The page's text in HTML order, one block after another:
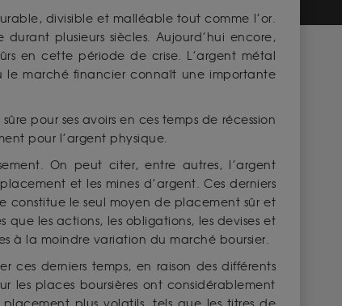
divisible et malléable tout comme l’or.
plusieurs siècles. Aujourd’hui encore,
en cette période de crise. L’argent métal
le marché financier connaît une importante
pour ses avoirs en ces temps de récession
pour l’argent physique.
On peut citer, entre autres, l’argent
et les mines d’argent. Ces derniers
constitue le seul moyen de placement sûr et
les actions, les obligations, les devises et
à la moindre variation du marché boursier.
ces derniers temps, en raison des différents
les places boursières ont considérablement